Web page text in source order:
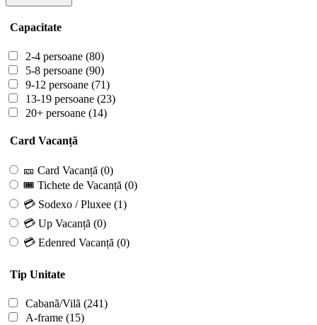
Capacitate
2-4 persoane (80)
5-8 persoane (90)
9-12 persoane (71)
13-19 persoane (23)
20+ persoane (14)
Card Vacanță
🎫 Card Vacanță (0)
🎟 Tichete de Vacanță (0)
💳 Sodexo / Pluxee (1)
💳 Up Vacanță (0)
💳 Edenred Vacanță (0)
Tip Unitate
Cabanã/Vilã (241)
A-frame (15)